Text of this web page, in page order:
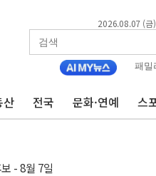
2026.08.07 (금)
패밀
산 전국 문화·연예 스
월세시장 '긴장'
다운사이징 '저울질'
랠리 '마침표'
.."美와 직접 협상 없어"
공급 대책 막바지 조율할 듯